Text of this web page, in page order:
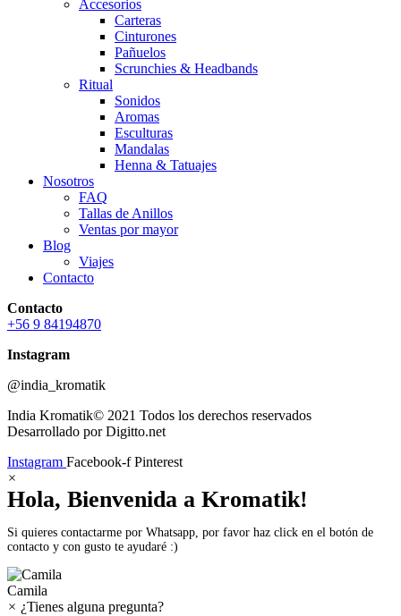
Accesorios
Carteras
Cinturones
Pañuelos
Scrunchies & Headbands
Ritual
Sonidos
Aromas
Esculturas
Mandalas
Henna & Tatuajes
Nosotros
FAQ
Tallas de Anillos
Ventas por mayor
Blog
Viajes
Contacto
Contacto
+56 9 84194870
Instagram
@india_kromatik
India Kromatik© 2021 Todos los derechos reservados
Desarrollado por Digitto.net
Instagram Facebook-f Pinterest
×
Hola, Bienvenida a Kromatik!
Si quieres contactarme por Whatsapp, por favor haz click en el botón de
contacto y con gusto te ayudaré :)
Camila
× ¿Tienes alguna pregunta?